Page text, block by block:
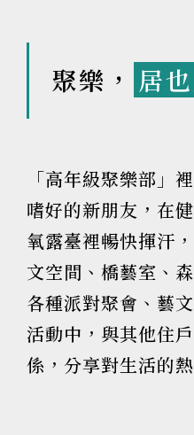
聚樂， 居
「高年級聚樂部」
嗜好的新朋友，在
氧露臺裡暢快揮汗
文空間、橋藝室、
各種派對聚會、藝
活動中，與其他住
係，分享對生活的熱